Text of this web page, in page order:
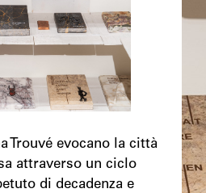
Trouvé evocano la città
attraverso un ciclo
di decadenza e